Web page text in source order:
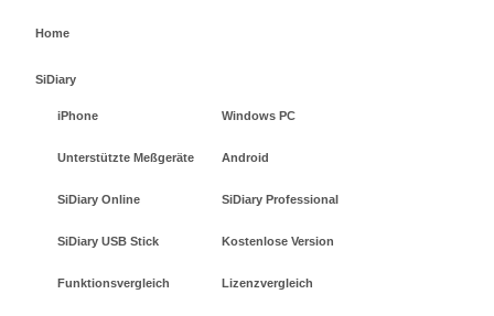
Home
SiDiary
iPhone Windows PC
Unterstützte Meßgeräte Android
SiDiary Online SiDiary Professional
SiDiary USB Stick Kostenlose Version
Funktionsvergleich Lizenzvergleich